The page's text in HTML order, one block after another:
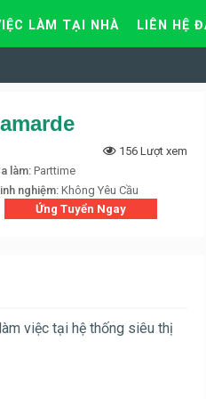
LÀM TẠI NHÀ LIÊN HỆ
156 Lượt xem
làm: Parttime
nghiệm:Không Yêu Cầu
Ứng Tuyển Ngay
việc tại hệ thống siêu thị